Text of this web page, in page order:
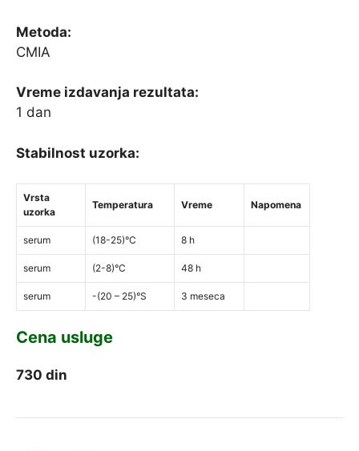
Metoda:
CMIA
Vreme izdavanja rezultata:
1 dan
Stabilnost uzorka:
Vrsta
uzorka
Temperatura Vreme Napomena
serum (18-25)°C 8 h
serum (2-8)°C 48 h
serum -(20 – 25)°S 3 meseca
Cena usluge
730 din